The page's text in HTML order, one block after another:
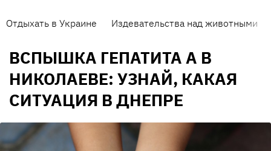
Отдыхать в Украине Издевательства над животными
ВСПЫШКА ГЕПАТИТА А В
НИКОЛАЕВЕ: УЗНАЙ, КАКАЯ
СИТУАЦИЯ В ДНЕПРЕ